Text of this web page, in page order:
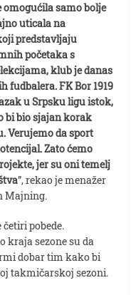
samo bolje
uticala na
predstavljaju
početaka s
klub je danas
fudbalera. FK Bor 1919
u Srpsku ligu istok,
bi bio sjajan korak
Verujemo da sport
Zato ćemo
jer su oni temelj
”, rekao je menažer
Majning.
četiri pobede.
kraja sezone su da
dobar tim kako bi
takmičarskoj sezoni.